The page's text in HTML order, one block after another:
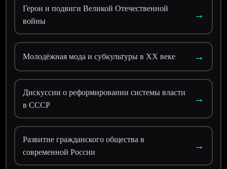
Герои и подвиги Великой Отечественной
войны
→
Молодёжная мода и субкультуры в ХХ веке →
Дискуссии о реформировании системы власти
в СССР
→
Развитие гражданского общества в
современной России
→